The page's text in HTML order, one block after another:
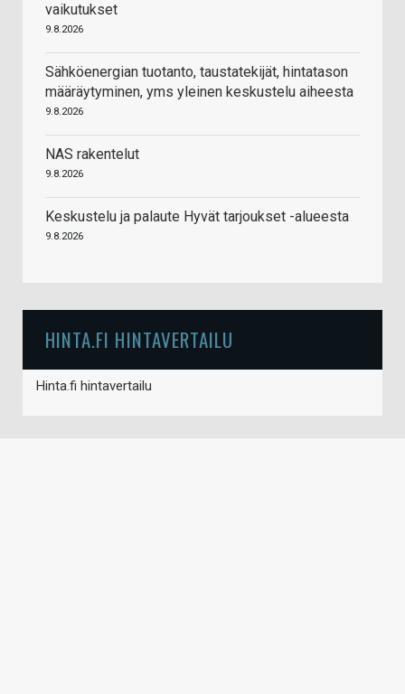
vaikutukset
9.8.2026
Sähköenergian tuotanto, taustatekijät, hintatason
määräytyminen, yms yleinen keskustelu aiheesta
9.8.2026
NAS rakentelut
9.8.2026
Keskustelu ja palaute Hyvät tarjoukset -alueesta
9.8.2026
HINTA.FI HINTAVERTAILU
Hinta.fi hintavertailu